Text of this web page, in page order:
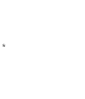
*Requerido